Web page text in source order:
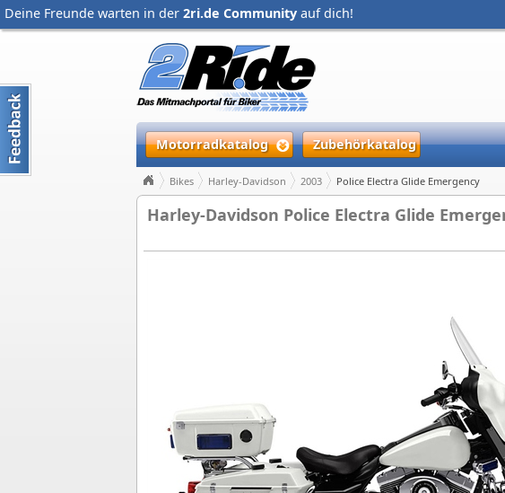
Deine Freunde warten in der 2ri.de Community auf dich!
Motorradkatalog Zubehörkatalog
Bikes Harley-Davidson 2003 Police Electra Glide Emergency
Harley-Davidson Police Electra Glide